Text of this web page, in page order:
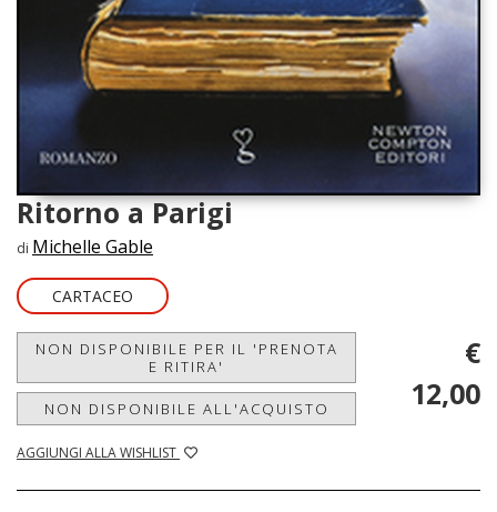
Ritorno a Parigi
di Michelle Gable
CARTACEO
NON DISPONIBILE PER IL 'PRENOTA
E RITIRA'
NON DISPONIBILE ALL'ACQUISTO
AGGIUNGI ALLA WISHLIST
€
12,00